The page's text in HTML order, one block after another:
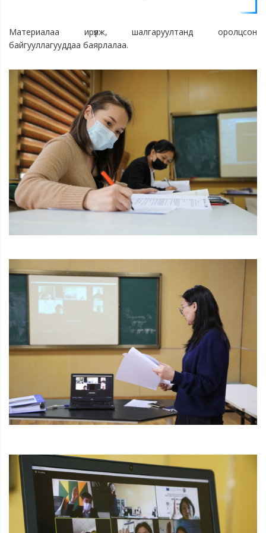
Материалаа ирүүлж, шалгаруултанд оролцсон
байгууллагууддаа баярлалаа.